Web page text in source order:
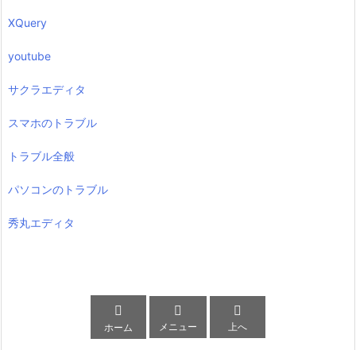
XQuery
youtube
サクラエディタ
スマホのトラブル
トラブル全般
パソコンのトラブル
秀丸エディタ

ホーム

メニュー

上へ